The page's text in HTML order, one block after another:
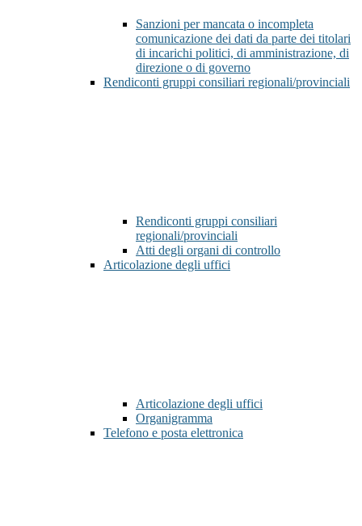
Sanzioni per mancata o incompleta
comunicazione dei dati da parte dei titolari
di incarichi politici, di amministrazione, di
direzione o di governo
Rendiconti gruppi consiliari regionali/provinciali
Rendiconti gruppi consiliari
regionali/provinciali
Atti degli organi di controllo
Articolazione degli uffici
Articolazione degli uffici
Organigramma
Telefono e posta elettronica